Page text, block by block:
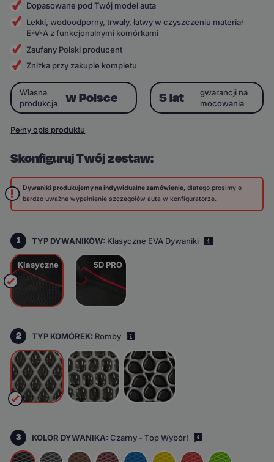
Dopasowane pod Twój model auta
Lekki, wodoodporny, trwały, łatwy w czyszczeniu materiał
E-V-A z funkcjonalnymi komórkami
Zaufany Polski producent
Zniżka przy zakupie kompletu
Skonfiguruj Twój zestaw:
Dywaniki produkujemy na indywidualne zamówienie, dlatego prosimy o
bardzo uważne wypełnienie szczegółów auta w konfiguratorze.
1 TYP DYWANIKÓW: Klasyczne EVA Dywaniki
Klasyczne 5D PRO
2 TYP KOMÓREK: Romby
3 KOLOR DYWANIKA:Czarny - Top Wybór! i
Własna
produkcja
w Polsce 5 lat
gwarancji na
mocowania
Pełny opis produktu